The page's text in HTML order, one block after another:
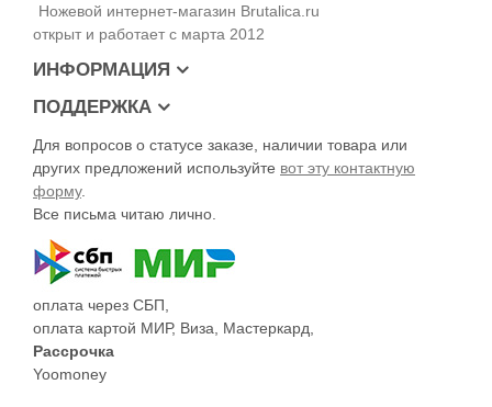
Ножевой интернет-магазин Brutalica.ru
открыт и работает с марта 2012
ИНФОРМАЦИЯ
ПОДДЕРЖКА
Для вопросов о статусе заказе, наличии товара или
других предложений используйте вот эту контактную
форму.
Все письма читаю лично.
оплата через СБП,
оплата картой МИР, Виза, Мастеркард,
Рассрочка
Yoomoney